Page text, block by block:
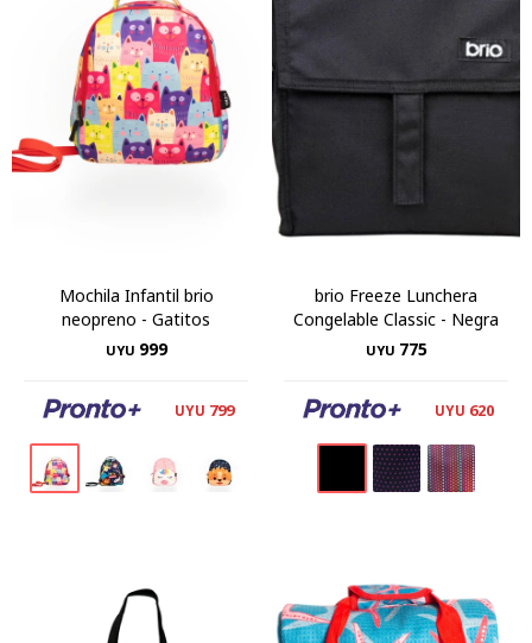
Mochila Infantil brio
neopreno - Gatitos
UYU 999
UYU 799
brio Freeze Lunchera
Congelable Classic - Negra
UYU 775
UYU 620